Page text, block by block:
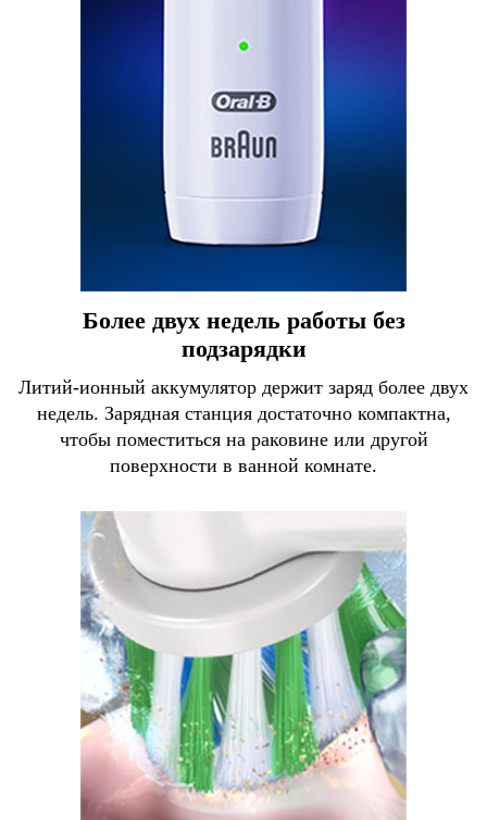
Более двух недель работы без
подзарядки
Литий-ионный аккумулятор держит заряд более двух
недель. Зарядная станция достаточно компактна,
чтобы поместиться на раковине или другой
поверхности в ванной комнате.